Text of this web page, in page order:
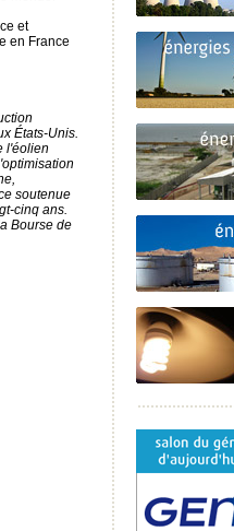
et
en France
États-Unis.
l'éolien
soutenue
cinq ans.
Bourse de